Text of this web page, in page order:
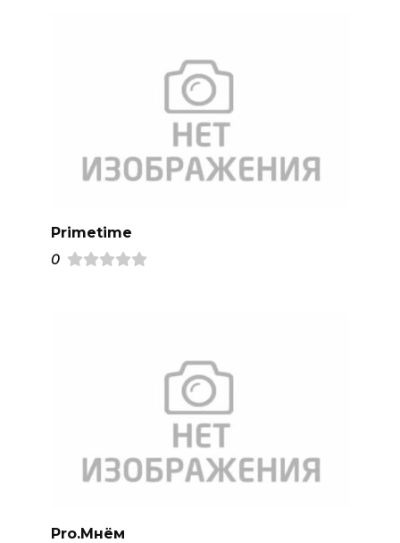
Primetime
0
Pro.Mнём